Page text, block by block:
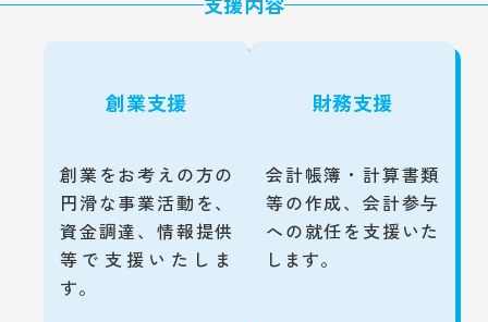
創業支援
創業をお考えの方の
円滑な事業活動を、
資金調達、情報提供
等で支援いたしま
す。
財務支援
会計帳簿・計算書類
等の作成、会計参与
への就任を支援いた
します。